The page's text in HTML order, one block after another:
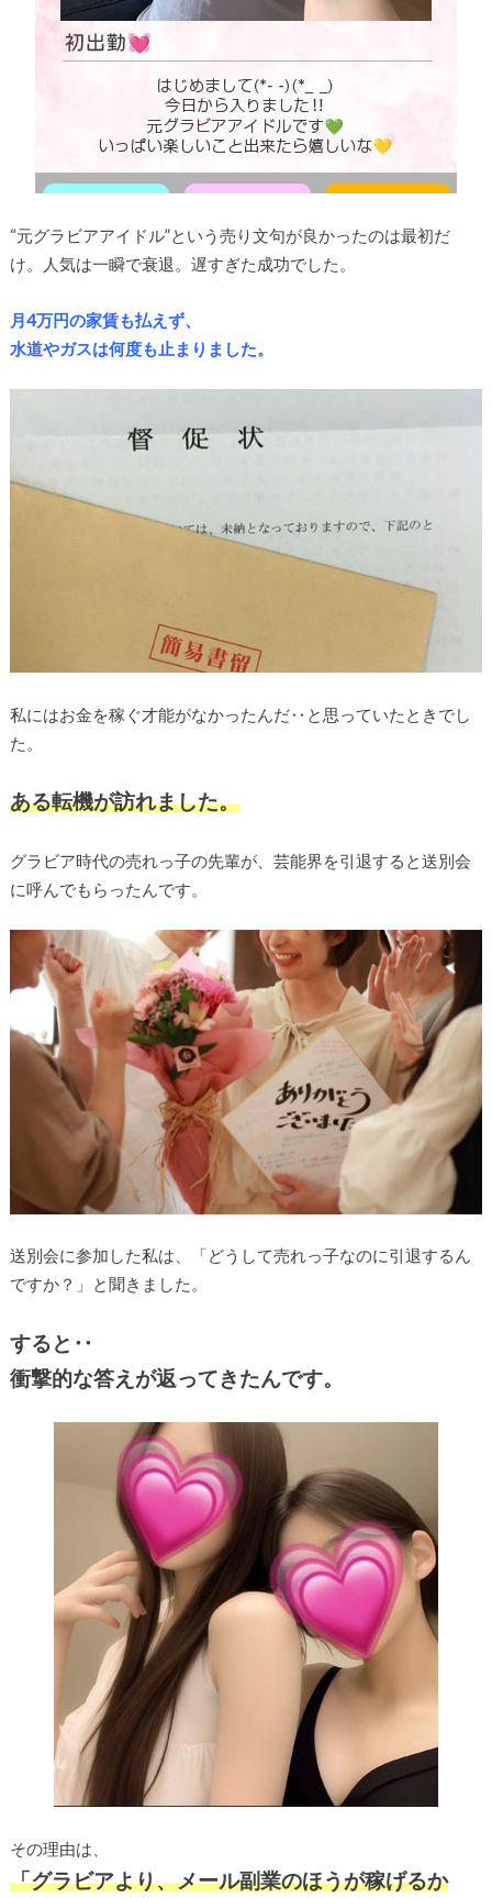
“元グラビアアイドル”という売り文句が良かったのは最初だ
け。人気は一瞬で衰退。遅すぎた成功でした。
月4万円の家賃も払えず、
水道やガスは何度も止まりました。
私にはお金を稼ぐ才能がなかったんだ‥と思っていたときでし
た。
ある転機が訪れました。
グラビア時代の売れっ子の先輩が、芸能界を引退すると送別会
に呼んでもらったんです。
送別会に参加した私は、「どうして売れっ子なのに引退するん
ですか？」と聞きました。
すると‥
衝撃的な答えが返ってきたんです。
その理由は、
「グラビアより、メール副業のほうが稼げるか